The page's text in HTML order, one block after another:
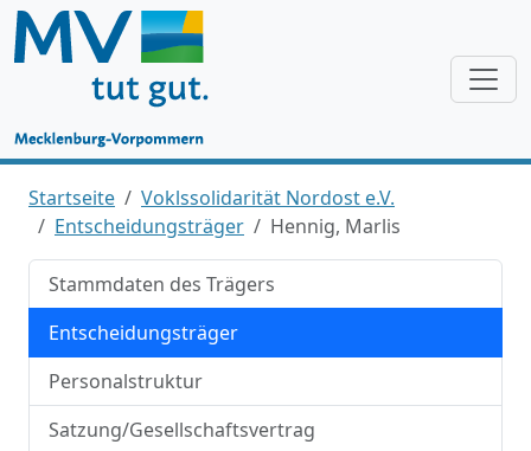
Startseite
Voklssolidarität Nordost e.V.
Entscheidungsträger
Hennig, Marlis
Stammdaten des Trägers
Entscheidungsträger
Personalstruktur
Satzung/Gesellschaftsvertrag